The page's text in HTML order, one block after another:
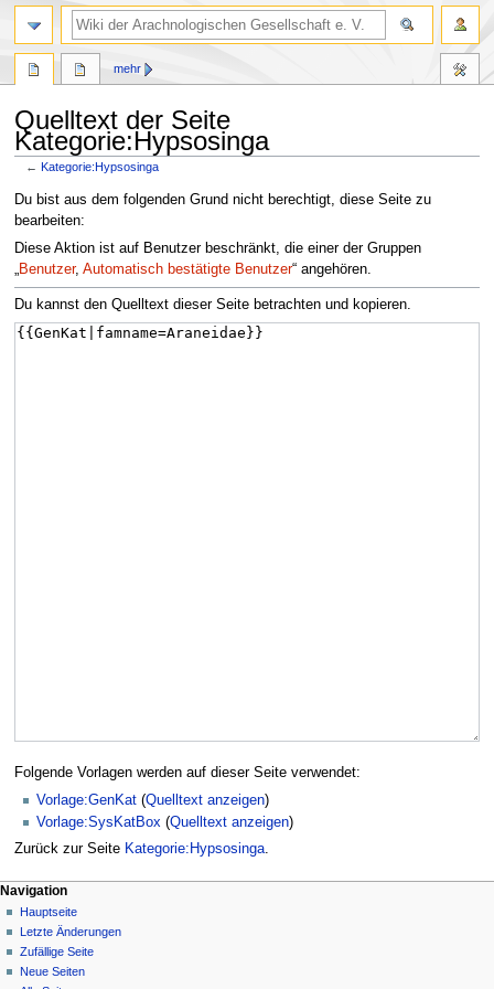
Quelltext der Seite
Kategorie:Hypsosinga
←Kategorie:Hypsosinga
Zur
Navigation
springen
Zur
Suche
springen
Du bist aus dem folgenden Grund nicht berechtigt, diese Seite zu
bearbeiten:
Diese Aktion ist auf Benutzer beschränkt, die einer der Gruppen
„Benutzer, Automatisch bestätigte Benutzer“ angehören.
Du kannst den Quelltext dieser Seite betrachten und kopieren.
Folgende Vorlagen werden auf dieser Seite verwendet:
Vorlage:GenKat (Quelltext anzeigen)
Vorlage:SysKatBox (Quelltext anzeigen)
Zurück zur Seite Kategorie:Hypsosinga.
mehr
Navigation
Hauptseite
Letzte Änderungen
Zufällige Seite
Neue Seiten